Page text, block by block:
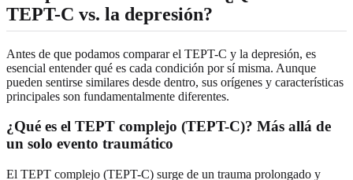
TEPT-C vs. la depresión?
Antes de que podamos comparar el TEPT-C y la depresión, es
esencial entender qué es cada condición por sí misma. Aunque
pueden sentirse similares desde dentro, sus orígenes y características
principales son fundamentalmente diferentes.
¿Qué es el TEPT complejo (TEPT-C)? Más allá de
un solo evento traumático
El TEPT complejo (TEPT-C) surge de un trauma prolongado y